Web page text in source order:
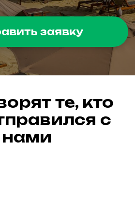
те, кто
с
нами